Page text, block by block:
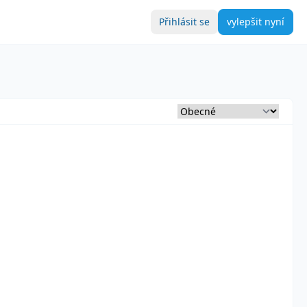
Přihlásit se vylepšit nyní